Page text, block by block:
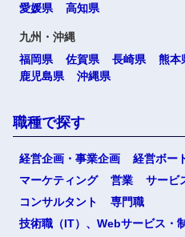
愛媛県
高知県
九州・沖縄
福岡県
佐賀県 長崎県 熊本
鹿児島県
沖縄県
職種で探す
経営企画・事業企画 経営ボー
マーケティング
営業 サービ
コンサルタント
専門職
技術職（IT）、Webサービス・